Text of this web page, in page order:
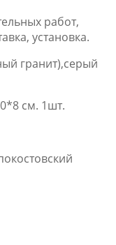
работ,
установка.
гранит),серый
см. 1шт.